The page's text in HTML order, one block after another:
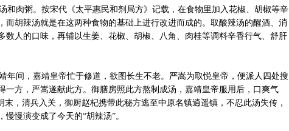
肉粥。按宋代《太平惠民和剂局方》记载，在食物里加入花椒、胡椒等辛
而胡辣汤就是在这两种食物的基础上进行改进而成的。取酸辣汤的醒酒、消
数人的口味，再辅以生姜、花椒、胡椒、八角、肉桂等调料辛香行气、舒肝
间，嘉靖皇帝忙于修道，欲图长生不老。严嵩为取悦皇帝，便派人四处搜
一方，严嵩遂献此方。御膳房照此方熬制成汤，嘉靖皇帝服用后，口爽气
末，清兵入关，御厨赵杞携带此秘方逃至中原名镇逍遥镇，不忍此汤失传，
慢演变成了今天的“胡辣汤”。